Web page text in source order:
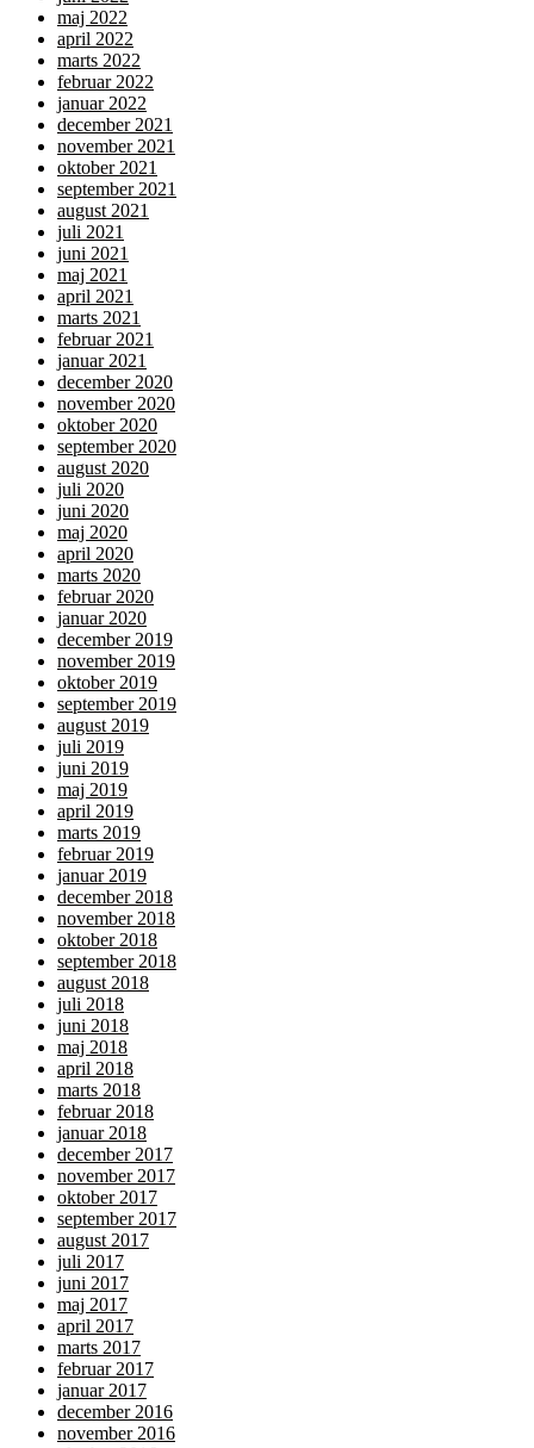
maj 2022
april 2022
marts 2022
februar 2022
januar 2022
december 2021
november 2021
oktober 2021
september 2021
august 2021
juli 2021
juni 2021
maj 2021
april 2021
marts 2021
februar 2021
januar 2021
december 2020
november 2020
oktober 2020
september 2020
august 2020
juli 2020
juni 2020
maj 2020
april 2020
marts 2020
februar 2020
januar 2020
december 2019
november 2019
oktober 2019
september 2019
august 2019
juli 2019
juni 2019
maj 2019
april 2019
marts 2019
februar 2019
januar 2019
december 2018
november 2018
oktober 2018
september 2018
august 2018
juli 2018
juni 2018
maj 2018
april 2018
marts 2018
februar 2018
januar 2018
december 2017
november 2017
oktober 2017
september 2017
august 2017
juli 2017
juni 2017
maj 2017
april 2017
marts 2017
februar 2017
januar 2017
december 2016
november 2016